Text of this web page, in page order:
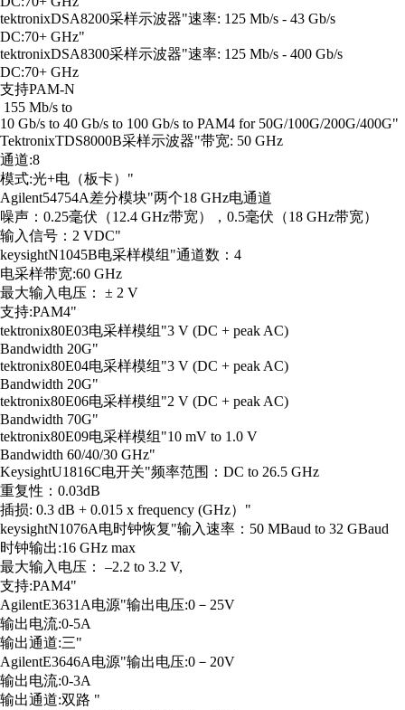
tektronixDSA8200采样示波器"速率: 125 Mb/s - 43 Gb/s
DC:70+ GHz"
tektronixDSA8300采样示波器"速率: 125 Mb/s - 400 Gb/s
DC:70+ GHz
支持PAM-N
155 Mb/s to
10 Gb/s to 40 Gb/s to 100 Gb/s to PAM4 for 50G/100G/200G/400G"
TektronixTDS8000B采样示波器"带宽: 50 GHz
通道:8
模式:光+电（板卡）"
Agilent54754A差分模块"两个18 GHz电通道
噪声：0.25毫伏（12.4 GHz带宽），0.5毫伏（18 GHz带宽）
输入信号：2 VDC"
keysightN1045B电采样模组 "通道数：4
电采样带宽:60 GHz
最大输入电压： ± 2 V
支持:PAM4"
tektronix80E03电采样模组 "3 V (DC + peak AC)
Bandwidth 20G"
tektronix80E04电采样模组 "3 V (DC + peak AC)
Bandwidth 20G"
tektronix80E06电采样模组 "2 V (DC + peak AC)
Bandwidth 70G"
tektronix80E09电采样模组 "10 mV to 1.0 V
Bandwidth 60/40/30 GHz"
KeysightU1816C电开关"频率范围：DC to 26.5 GHz
重复性：0.03dB
插损: 0.3 dB + 0.015 x frequency (GHz）"
keysightN1076A电时钟恢复"输入速率：50 MBaud to 32 GBaud
时钟输出:16 GHz max
最大输入电压： –2.2 to 3.2 V,
支持:PAM4"
AgilentE3631A电源"输出电压:0－25V
输出电流:0-5A
输出通道:三"
AgilentE3646A电源"输出电压:0－20V
输出电流:0-3A
输出通道:双路 "